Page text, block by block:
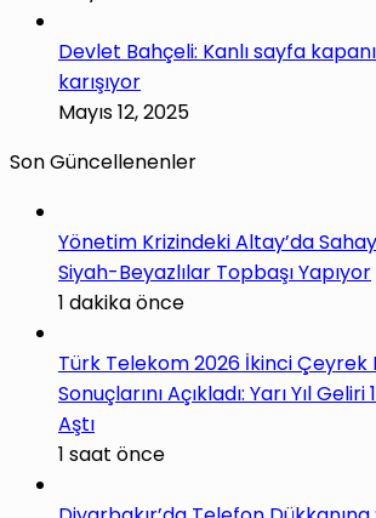
Devlet Bahçeli: Kanlı sayfa
karışıyor
Mayıs 12, 2025
Son Güncellenenler
Yönetim Krizindeki Altay’da
Siyah-Beyazlılar Topbaşı Yapıyor
1 dakika önce
Türk Telekom 2026 İkinci Çeyrek
Sonuçlarını Açıkladı: Yarı Yıl
Aştı
1 saat önce